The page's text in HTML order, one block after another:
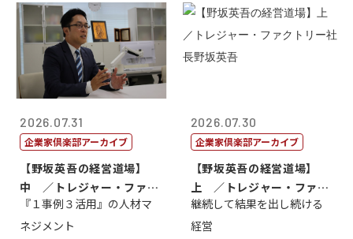
2026.07.31
企業家倶楽部アーカイブ
【野坂英吾の経営道場】
中 ／トレジャー・ファク
トリー社長野坂...
『１事例３活用』の人材マ
ネジメント
2026.07.30
企業家倶楽部アーカイブ
【野坂英吾の経営道場】
上 ／トレジャー・ファク
トリー社長野坂...
継続して結果を出し続ける
経営